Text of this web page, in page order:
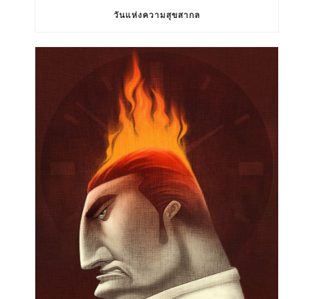
วันแห่งความสุขสากล